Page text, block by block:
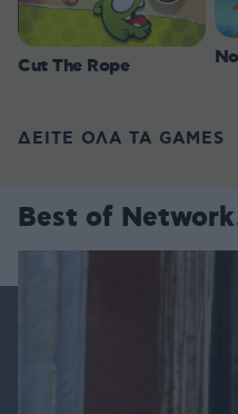
Cut The Rope
ΔΕΙΤΕ ΟΛΑ ΤΑ GAMES
Best of Network